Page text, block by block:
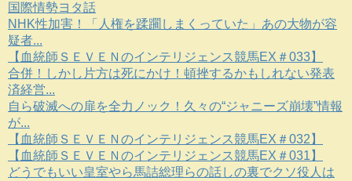
国際情勢ヨタ話
NHK性加害！「人権を蹂躙しまくっていた」あの大物が容
疑者...
【血統師ＳＥＶＥＮのインテリジェンス競馬EX＃033】
合併！しかし片方は死にかけ！頓挫するかもしれない発表
済経営...
自ら破滅への扉を全力ノック！久々の“ジャニーズ崩壊”情報
が...
【血統師ＳＥＶＥＮのインテリジェンス競馬EX＃032】
【血統師ＳＥＶＥＮのインテリジェンス競馬EX＃031】
どうでもいい皇室やら馬詰総理らの話しの裏でクソ役人は